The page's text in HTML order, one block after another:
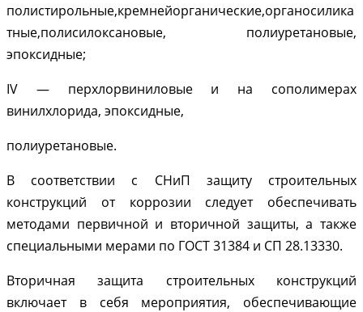
полистирольные,кремнейорганические,органосилика
тные,полисилоксановые, полиуретановые,
эпоксидные;
IV — перхлорвиниловые и на сополимерах
винилхлорида, эпоксидные,
полиуретановые.
В соответствии с СНиП защиту строительных
конструкций от коррозии следует обеспечивать
методами первичной и вторичной защиты, а также
специальными мерами по ГОСТ 31384 и СП 28.13330.
Вторичная защита строительных конструкций
включает в себя мероприятия, обеспечивающие